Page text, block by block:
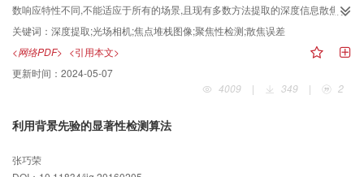
数响应特性不同,不能适应于所有的场景,且现有多数方法提取的深度信息散焦误
差较大,鲁棒性较差。针对该问题,提出一种新的基于光场聚焦性检测函数的深度
提取方法,获取高精度的深度信息。 设计加窗的梯度均方差聚焦性检测函数,提取
焦点堆栈图像中的深度信息;利用全聚焦彩色图像和散焦函数标记图像中的散焦
区域,使用邻域搜索算法修正散焦误差。最后利用马尔可夫随机场(MRF)将修正
后的拉普拉斯算子提取的深度图与梯度均方差函数得到的深度图融合,得到高精
法,本文方法提取的深度信息噪声较少。精确度平均提高约9.29%,均方误差平均
修正了散焦误差。对于平滑区域较多的场景,深度提取效果较好。
关键词： 深度提取;光场相机;焦点堆栈图像;聚焦性检测;散焦误差
<网络PDF> <引用本文>
更新时间： 2024-05-07
4009
| 349 | 2
利用背景先验的显著性检测算法
张巧荣